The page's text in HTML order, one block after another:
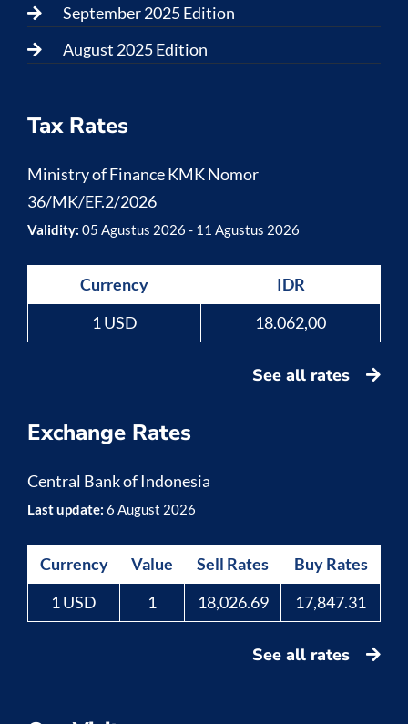
September 2025 Edition
August 2025 Edition
Tax Rates
Ministry of Finance KMK Nomor
36/MK/EF.2/2026
Validity: 05 Agustus 2026 - 11 Agustus 2026
Currency
IDR
1 USD
18.062,00
See all rates
Exchange Rates
Central Bank of Indonesia
Last update: 6 August 2026
Currency Value Sell Rates
Buy Rates
1 USD
1 18,026.69 17,847.31
See all rates